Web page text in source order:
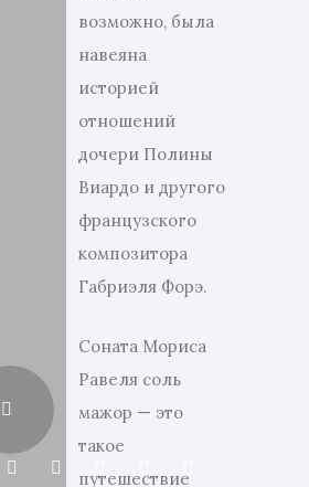
возможно, была
навеяна
историей
отношений
дочери Полины
Виардо и другого
французского
композитора
Габриэля Форэ.
Соната Мориса
Равеля соль
мажор — это
такое
путешествие